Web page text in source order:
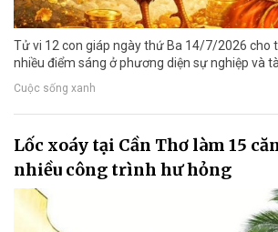
Tử vi 12 con giáp ngày thứ Ba 14/7/2026 cho
nhiều điểm sáng ở phương diện sự nghiệp và
Cuộc sống xanh
Lốc xoáy tại Cần Thơ làm 15
nhiều công trình hư hỏng